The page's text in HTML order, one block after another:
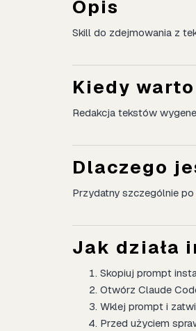
Opis
Skill do zdejmowania z
Kiedy
Redakcja tekstów
Dlaczego
Przydatny szczególnie
Jak działa
Skopiuj prompt
Otwórz Claude
Wklej prompt i
Przed użyciem